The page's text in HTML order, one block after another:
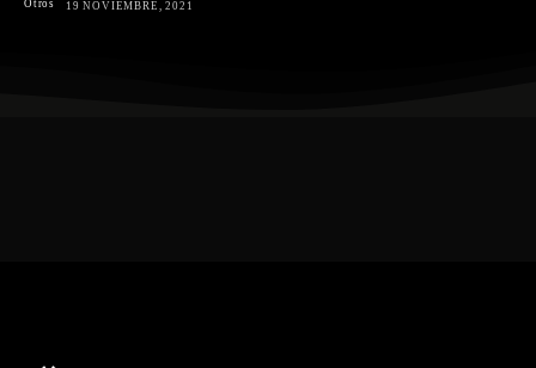
Otros 19 NOVIEMBRE, 2021